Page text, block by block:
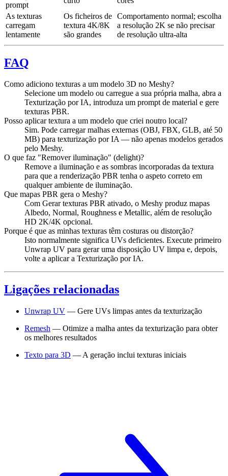
prompt
As texturas
carregam
lentamente
Os ficheiros de
textura 4K/8K
são grandes
Comportamento normal; escolha
a resolução 2K se não precisar
de resolução ultra-alta
FAQ
Como adiciono texturas a um modelo 3D no Meshy?
Selecione um modelo ou carregue a sua própria malha, abra a
Texturização por IA, introduza um prompt de material e gere
texturas PBR.
Posso aplicar textura a um modelo que criei noutro local?
Sim. Pode carregar malhas externas (OBJ, FBX, GLB, até 50
MB) para texturização por IA — não apenas modelos gerados
pelo Meshy.
O que faz "Remover iluminação" (delight)?
Remove a iluminação e as sombras incorporadas da textura
para que a renderização PBR tenha o aspeto correto em
qualquer ambiente de iluminação.
Que mapas PBR gera o Meshy?
Com Gerar texturas PBR ativado, o Meshy produz mapas
Albedo, Normal, Roughness e Metallic, além de resolução
HD 2K/4K opcional.
Porque é que as minhas texturas têm costuras ou distorção?
Isto normalmente significa UVs deficientes. Execute primeiro
Unwrap UV para gerar uma disposição UV limpa e, depois,
volte a aplicar a Texturização por IA.
Ligações relacionadas
Unwrap UV — Gere UVs limpas antes da texturização
Remesh — Otimize a malha antes da texturização para obter
os melhores resultados
Texto para 3D — A geração inclui texturas iniciais